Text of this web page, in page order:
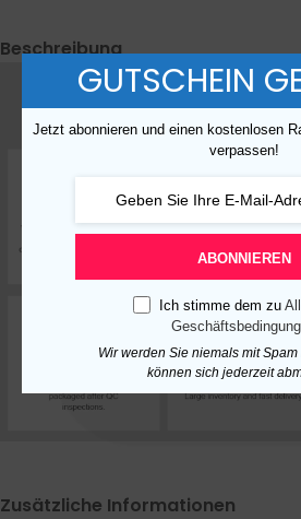
Beschreibung
Zusätzliche Informationen
GUTSCHEIN
Jetzt abonnieren und einen kostenlosen
verpassen!
ABONNIEREN
Ich stimme dem zu
Wir werden Sie niemals mit
können sich jederzeit